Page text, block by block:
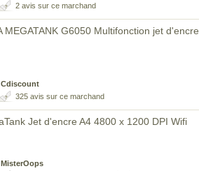
2 avis sur ce marchand
MEGATANK G6050 Multifonction jet d'encre
Cdiscount
325 avis sur ce marchand
Jet d'encre A4 4800 x 1200 DPI Wifi
MisterOops